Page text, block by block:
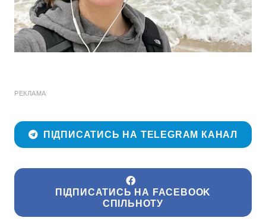
РЕКЛАМА
ПІДПИСАТИСЬ НА TELEGRAM КАНАЛ
ПІДПИСАТИСЬ НА FACEBOOK
СПІЛЬНОТУ